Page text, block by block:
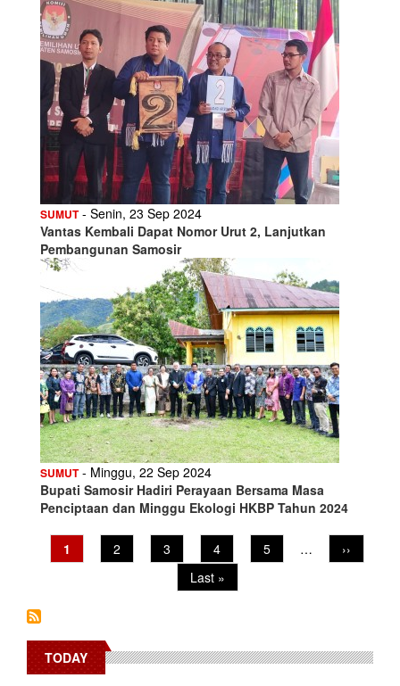
SUMUT- Senin, 23 Sep 2024
Vantas Kembali Dapat Nomor Urut 2, Lanjutkan
Pembangunan Samosir
SUMUT- Minggu, 22 Sep 2024
Bupati Samosir Hadiri Perayaan Bersama Masa
Penciptaan dan Minggu Ekologi HKBP Tahun 2024
Pagination
Current
page
1 Page
2 Page
3 Page
4 Page
5 …
Next
page
››
Last
page
Last »
TODAY